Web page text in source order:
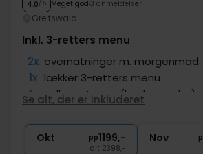
4.0/ 5 Meget god 3 anmeldelser
Greifswald
Inkl. 3-retters menu
2x overnatninger m. morgenmad
1x lækker 3-retters menu
1x velkomstgave (badeponcho)
∞ Gratis parkering
Se alt, der er inkluderet
Okt pp1199,-
I alt 2398,-
Nov